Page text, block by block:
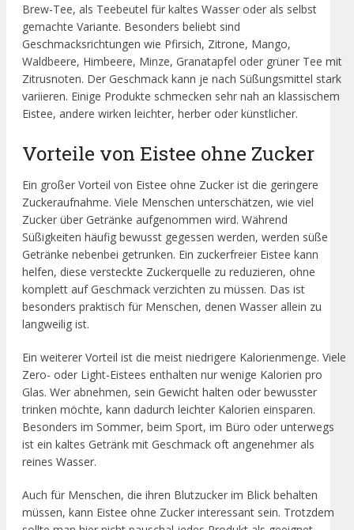
Brew-Tee, als Teebeutel für kaltes Wasser oder als selbst
gemachte Variante. Besonders beliebt sind
Geschmacksrichtungen wie Pfirsich, Zitrone, Mango,
Waldbeere, Himbeere, Minze, Granatapfel oder grüner Tee mit
Zitrusnoten. Der Geschmack kann je nach Süßungsmittel stark
variieren. Einige Produkte schmecken sehr nah an klassischem
Eistee, andere wirken leichter, herber oder künstlicher.
Vorteile von Eistee ohne Zucker
Ein großer Vorteil von Eistee ohne Zucker ist die geringere
Zuckeraufnahme. Viele Menschen unterschätzen, wie viel
Zucker über Getränke aufgenommen wird. Während
Süßigkeiten häufig bewusst gegessen werden, werden süße
Getränke nebenbei getrunken. Ein zuckerfreier Eistee kann
helfen, diese versteckte Zuckerquelle zu reduzieren, ohne
komplett auf Geschmack verzichten zu müssen. Das ist
besonders praktisch für Menschen, denen Wasser allein zu
langweilig ist.
Ein weiterer Vorteil ist die meist niedrigere Kalorienmenge. Viele
Zero- oder Light-Eistees enthalten nur wenige Kalorien pro
Glas. Wer abnehmen, sein Gewicht halten oder bewusster
trinken möchte, kann dadurch leichter Kalorien einsparen.
Besonders im Sommer, beim Sport, im Büro oder unterwegs
ist ein kaltes Getränk mit Geschmack oft angenehmer als
reines Wasser.
Auch für Menschen, die ihren Blutzucker im Blick behalten
müssen, kann Eistee ohne Zucker interessant sein. Trotzdem